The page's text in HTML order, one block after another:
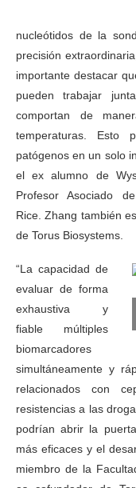
nucleótidos de la
precisión
importante destacar
pueden trabajar
comportan de
temperaturas. Esto
patógenos en un solo
el ex alumno de
Profesor Asociado
Rice. Zhang también
de Torus Biosystems.
“La capacidad de
evaluar de forma
exhaustiva y
fiable múltiples
biomarcadores
simultáneamente y
relacionados con
resistencias a las
podrían abrir la
más eficaces y el
miembro de la